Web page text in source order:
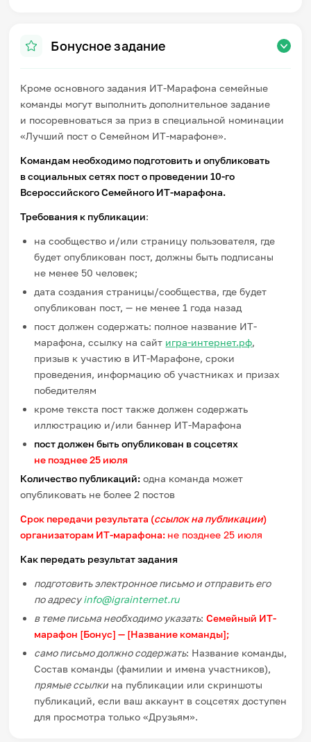
Бонусное задание
Кроме основного задания ИТ-Марафона семейные
команды могут выполнить дополнительное задание
и посоревноваться за приз в специальной номинации
«Лучший пост о Семейном ИТ-марафоне».
Командам необходимо подготовить и опубликовать
в социальных сетях пост о проведении 10-го
Всероссийского Семейного ИТ-марафона.
Требования к публикации:
на сообщество и/или страницу пользователя, где
будет опубликован пост, должны быть подписаны
не менее 50 человек;
дата создания страницы/сообщества, где будет
опубликован пост, — не менее 1 года назад
пост должен содержать: полное название ИТ-
марафона, ссылку на сайт игра-интернет.рф,
призыв к участию в ИТ-Марафоне, сроки
проведения, информацию об участниках и призах
победителям
кроме текста пост также должен содержать
иллюстрацию и/или баннер ИТ-Марафона
пост должен быть опубликован в соцсетях
не позднее 25 июля
Количество публикаций: одна команда может
опубликовать не более 2 постов
Срок передачи результата (ссылок на публикации)
организаторам ИТ-марафона: не позднее 25 июля
Как передать результат задания
подготовить электронное письмо и отправить его
по адресуinfo@igrainternet.ru
в теме письма необходимо указать:Семейный ИТ-
марафон [Бонус] — [Название команды];
само письмо должно содержать: Название команды,
Состав команды (фамилии и имена участников),
прямые ссылки на публикации или скриншоты
публикаций, если ваш аккаунт в соцсетях доступен
для просмотра только «Друзьям».